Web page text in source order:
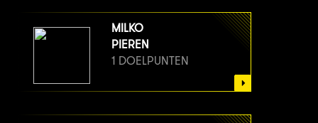
MILKO
PIEREN
1 DOELPUNTEN